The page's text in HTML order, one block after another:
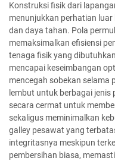
Konstruksi fisik dari
menunjukkan perhatian
dan daya tahan. Pola
memaksimalkan efisiensi
tenaga fisik yang
mencapai keseimbangan
mencegah sobekan selama
lembut untuk berbagai
secara cermat untuk
sekaligus meminimalkan
galley pesawat yang
integritasnya meskipun
pembersihan biasa,